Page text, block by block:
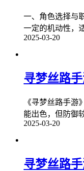
一、角色选择与
一定的机动性，
2025-03-20
寻梦丝路
《寻梦丝路手
能出色，但防御
2025-03-20
寻梦丝路